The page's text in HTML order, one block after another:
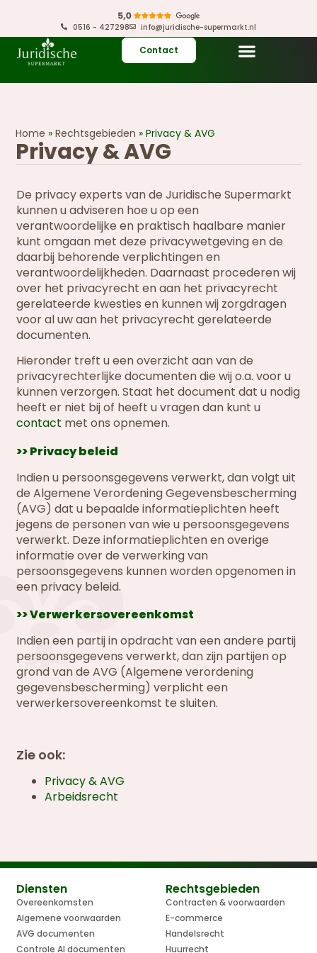
0516 - 427298 info@juridische-supermarkt.nl
Contact
Privacy & AVG
Home »Rechtsgebieden »Privacy & AVG
De privacy experts van de Juridische Supermarkt
kunnen u adviseren hoe u op een
verantwoordelijke en praktisch haalbare manier
kunt omgaan met deze privacywetgeving en de
daarbij behorende verplichtingen en
verantwoordelijkheden. Daarnaast procederen wij
over het privacyrecht en aan het privacyrecht
gerelateerde kwesties en kunnen wij zorgdragen
voor al uw aan het privacyrecht gerelateerde
documenten.
Hieronder treft u een overzicht aan van de
privacyrechterlijke documenten die wij o.a. voor u
kunnen verzorgen. Staat het document dat u nodig
heeft er niet bij of heeft u vragen dan kunt u
contact met ons opnemen.
>> Privacy beleid
Indien u persoonsgegevens verwerkt, dan volgt uit
de Algemene Verordening Gegevensbescherming
(AVG) dat u bepaalde informatieplichten heeft
jegens de personen van wie u persoonsgegevens
verwerkt. Deze informatieplichten en overige
informatie over de verwerking van
persoonsgegevens kunnen worden opgenomen in
een privacy beleid.
>> Verwerkersovereenkomst
Indien een partij in opdracht van een andere partij
persoonsgegevens verwerkt, dan zijn partijen op
grond van de AVG (Algemene verordening
gegevensbescherming) verplicht een
verwerkersovereenkomst te sluiten.
Zie ook:
Privacy & AVG
Arbeidsrecht
Diensten
Overeenkomsten
Algemene voorwaarden
AVG documenten
Controle AI documenten
Rechtsgebieden
Contracten & voorwaarden
E-commerce
Handelsrecht
Huurrecht